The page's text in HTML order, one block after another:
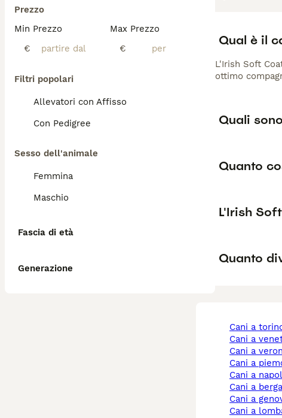
Prezzo
Min Prezzo
€
Max Prezzo
€
Filtri popolari
Allevatori con Affisso
Con Pedigree
Sesso dell'animale
Femmina
Maschio
Fascia di età
Generazione
Qual è il
L'Irish Soft
ottimo
Quali
Quanto
L'Irish
Quanto
cani a
cani a
cani a
cani a
cani a
cani a
cani a
cani a